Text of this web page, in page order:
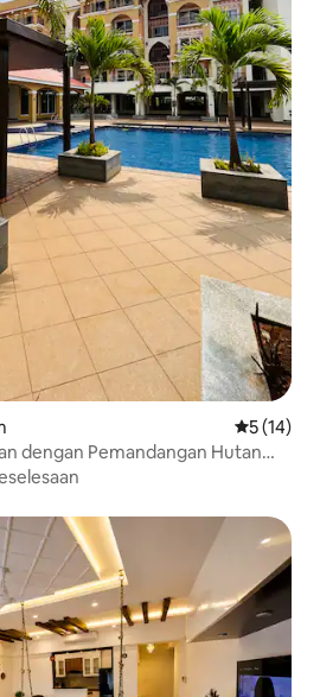
5 (14)
dengan Pemandangan Hutan
& Sauna